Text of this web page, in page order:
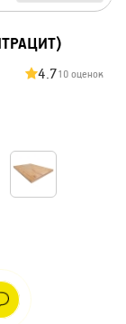
4.710 оценок